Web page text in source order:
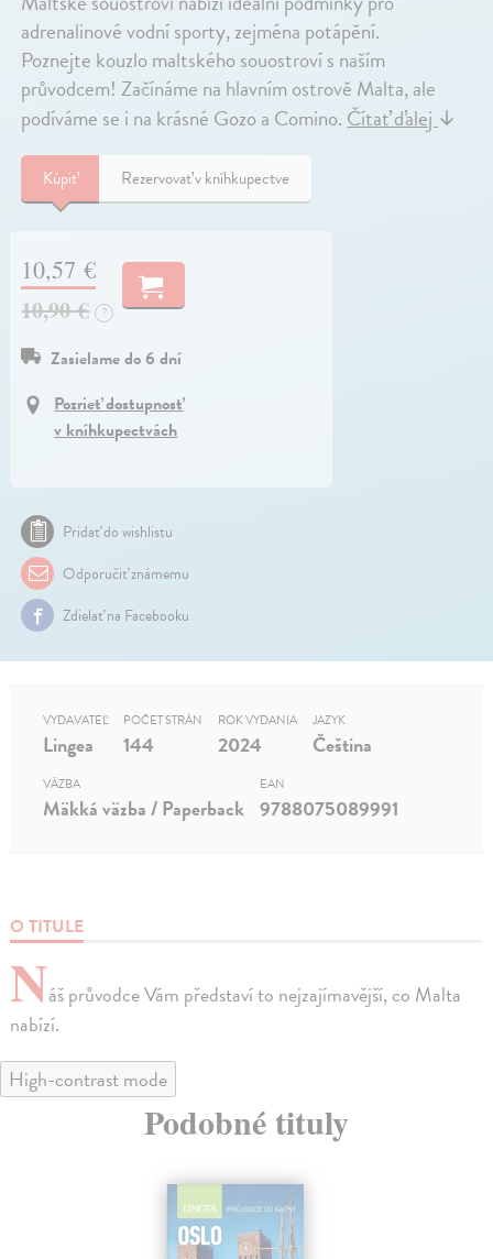
adrenalinové vodní sporty, zejména potápění.
Poznejte kouzlo maltského souostroví s naším
průvodcem! Začínáme na hlavním ostrově Malta, ale
podíváme se i na krásné Gozo a Comino.Čítať ďalej↓
Kúpiť Rezervovať v kníhkupectve
10,57 €
10,90 € ?
Zasielame do 6 dní
Pozrieť dostupnosť
v kníhkupectvách
Pridať do wishlistu
Odporučiť známemu
Zdielať na Facebooku
O TITULE
Náš průvodce Vám představí to nejzajímavější, co Malta
nabízí.
VYDAVATEĽ
Lingea
POČET STRÁN
144
ROK VYDANIA
2024
JAZYK
Čeština
VÄZBA
Mäkká väzba / Paperback
EAN
9788075089991
High-contrast mode
Podobné tituly